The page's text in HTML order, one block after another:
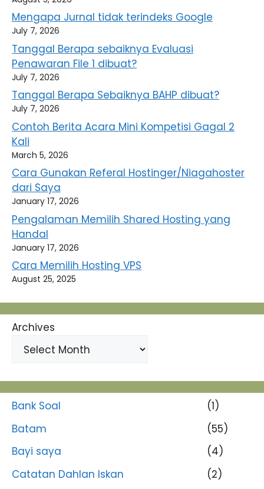
Mengapa Jurnal tidak terindeks Google
July 7, 2026
Tanggal Berapa sebaiknya Evaluasi
Penawaran File 1 dibuat?
July 7, 2026
Tanggal Berapa Sebaiknya BAHP dibuat?
July 7, 2026
Contoh Berita Acara Mini Kompetisi Gagal 2
Kali
March 5, 2026
Cara Gunakan Referal Hostinger/Niagahoster
dari Saya
January 17, 2026
Pengalaman Memilih Shared Hosting yang
Handal
January 17, 2026
Cara Memilih Hosting VPS
August 25, 2025
Archives
Bank Soal
(1)
Batam
(55)
Bayi saya
(4)
Catatan Dahlan Iskan
(2)